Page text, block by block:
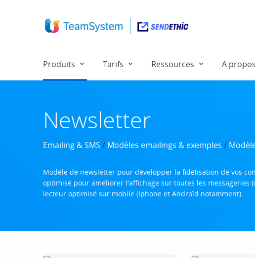
Produits Tarifs Ressources A propos
Newsletter
Emailing & SMS / Modèles emailings & exemples /
Modèle de newsletter pour développer la fidélisation de vos
optimisé pour améliorer l'affichage sur toutes les messageries
lecteur optimisé sur mobile (Iphone et Androïd notamment).